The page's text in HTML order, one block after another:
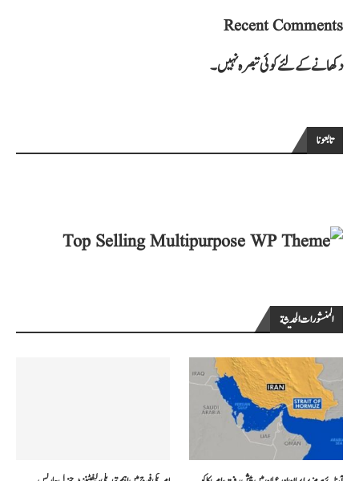
Recent Comments
دکھانے کے لئے کوئی تبصرہ نہیں۔
تابعونا
المنشورات الحديثة